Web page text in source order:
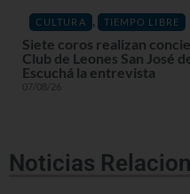
CULTURA , TIEMPO LIBRE
Siete coros realizan
Club de Leones San José
Escuchá la entrevista
07/08/26
Noticias